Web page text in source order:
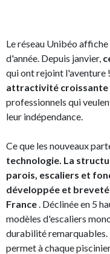
Le réseau Unibéo
d'année. Depuis janvier,
qui ont rejoint l'aventure
attractivité croissante
professionnels qui
leur indépendance.
Ce que les nouveaux
technologie. La
parois, escaliers et
développée et
France. Déclinée en 5
modèles d'escaliers
durabilité remarquables.
permet à chaque